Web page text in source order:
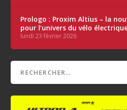
Prologo : Proxim Altius – la
pour l’univers du vélo
lundi 23 février 2026